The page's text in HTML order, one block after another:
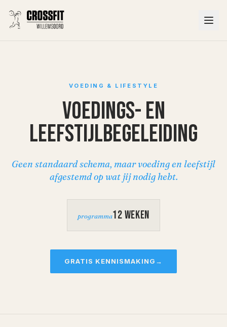
VOEDING & LIFESTYLE
Voedings- en
leefstijlbegeleiding
Geen standaard schema, maar voeding en leefstijl
afgestemd op wat jij nodig hebt.
programma12 weken
GRATIS KENNISMAKING →